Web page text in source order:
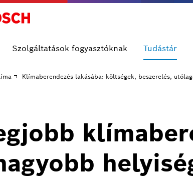
Szolgáltatások fogyasztóknak Tudástár
Klímaberendezés lakásába: költségek, beszerelés,